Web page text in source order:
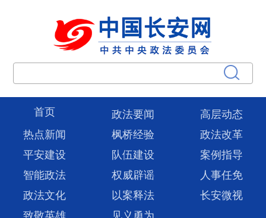
首页 政法要闻
高层动态
热点新闻
枫桥经验
政法改革
平安建设
队伍建设
案例指导
智能政法
权威辟谣
人事任免
政法文化
以案释法
长安微视